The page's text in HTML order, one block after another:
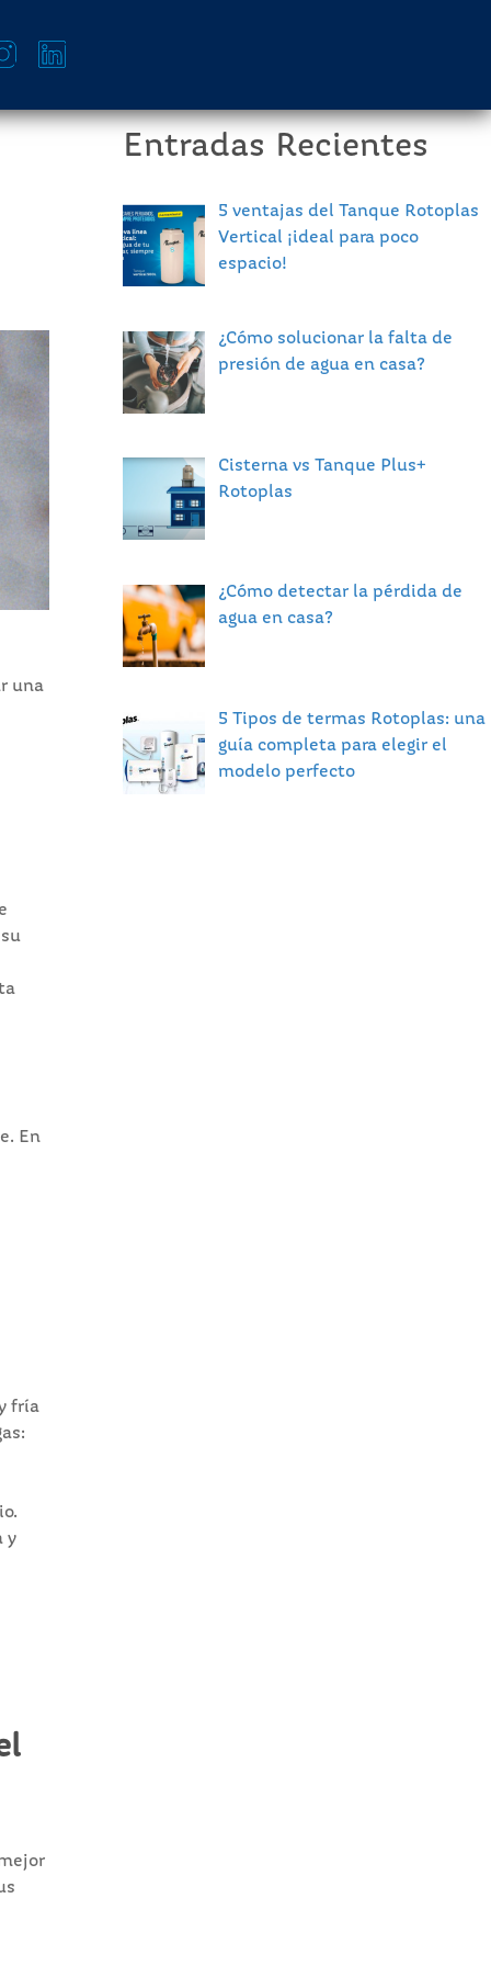
una
En
fría
y
Entradas Recientes
5 ventajas del Tanque Rotoplas
Vertical ¡ideal para poco
espacio!
¿Cómo solucionar la falta de
presión de agua en casa?
Cisterna vs Tanque Plus+
Rotoplas
¿Cómo detectar la pérdida de
agua en casa?
5 Tipos de termas Rotoplas: una
guía completa para elegir el
modelo perfecto